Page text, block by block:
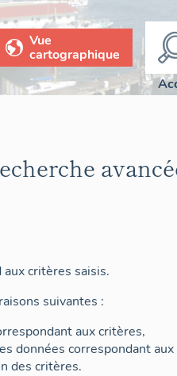
Vue
cartographique
critères saisis.
suivantes :
aux critères,
données correspondant
des critères.